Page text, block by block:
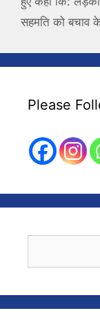
सहमति को बचाव
Please